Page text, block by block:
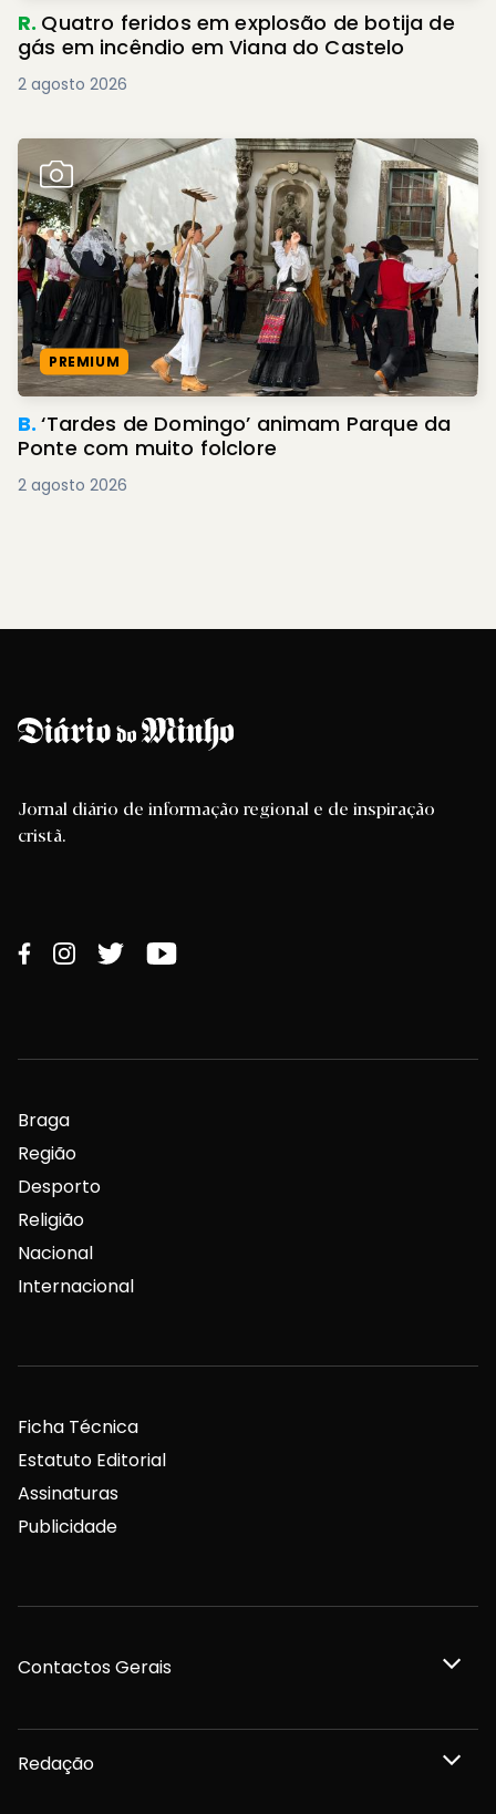
R. Quatro feridos em explosão de botija de
gás em incêndio em Viana do Castelo
2 agosto 2026
PREMIUM
B.‘Tardes de Domingo’ animam Parque da
Ponte com muito folclore
2 agosto 2026
Jornal diário de informação regional e de inspiração
cristã.
Braga
Região
Desporto
Religião
Nacional
Internacional
Ficha Técnica
Estatuto Editorial
Assinaturas
Publicidade
Contactos Gerais
Redação